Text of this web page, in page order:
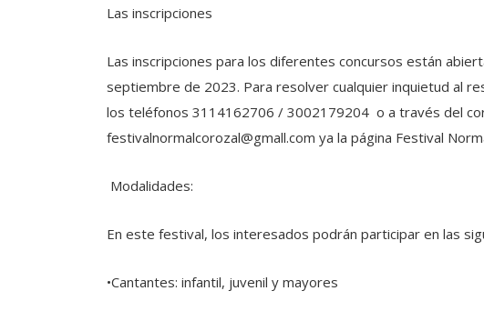
Las inscripciones
Las inscripciones para los diferentes concursos están
septiembre de 2023. Para resolver cualquier inquietud al
los teléfonos 3114162706 / 3002179204 o a través del
festivalnormalcorozal@gmall.com ya la página Festival
Modalidades:
En este festival, los interesados podrán participar en las
•Cantantes: infantil, juvenil y mayores